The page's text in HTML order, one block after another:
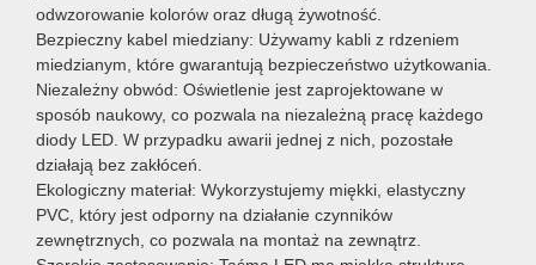
odwzorowanie kolorów oraz długą żywotność.
Bezpieczny kabel miedziany: Używamy kabli z rdzeniem
miedzianym, które gwarantują bezpieczeństwo użytkowania.
Niezależny obwód: Oświetlenie jest zaprojektowane w
sposób naukowy, co pozwala na niezależną pracę każdego
diody LED. W przypadku awarii jednej z nich, pozostałe
działają bez zakłóceń.
Ekologiczny materiał: Wykorzystujemy miękki, elastyczny
PVC, który jest odporny na działanie czynników
zewnętrznych, co pozwala na montaż na zewnątrz.